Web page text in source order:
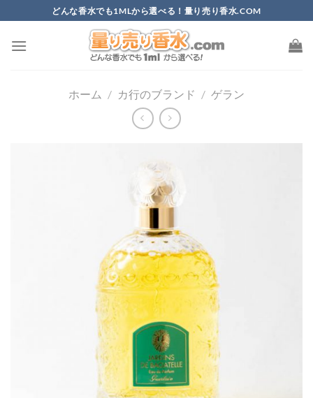
to
content
どんな香水でも1MLから選べる！量り売り香水.COM
ホーム / カ行のブランド / ゲラン